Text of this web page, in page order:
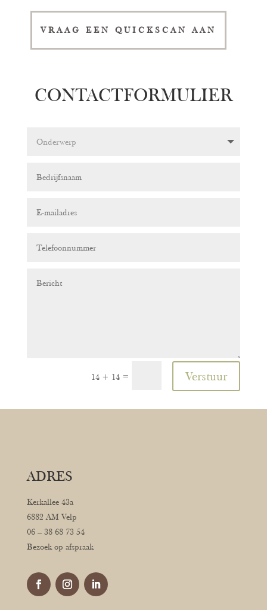
VRAAG EEN QUICKSCAN AAN
CONTACTFORMULIER
14 + 14 = Verstuur
ADRES
Kerkallee 43a
6882 AM Velp
06 – 38 68 73 54
Bezoek op afspraak